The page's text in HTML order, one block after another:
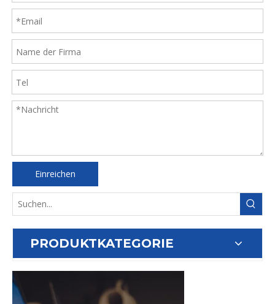
Einreichen
PRODUKTKATEGORIE